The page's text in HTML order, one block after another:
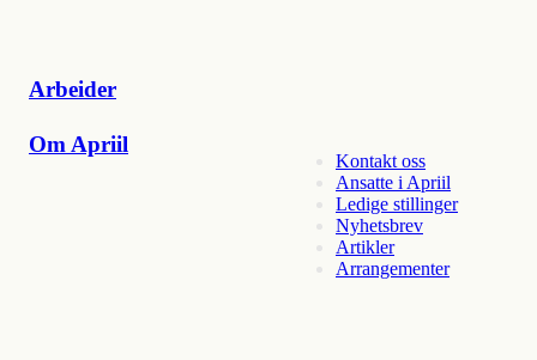
Arbeider
Om Apriil
Kontakt oss
Ansatte i Apriil
Ledige stillinger
Nyhetsbrev
Artikler
Arrangementer